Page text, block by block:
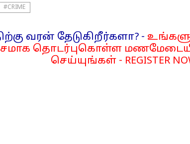
#CRIME
வரன் தேடுகிறீர்களா? -
தொடர்புகொள்ள
செய்யுங்கள் - REGISTER